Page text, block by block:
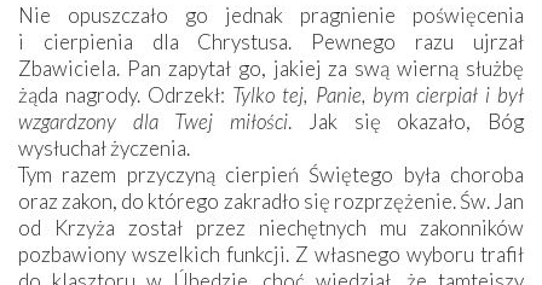
Nie opuszczało go jednak pragnienie poświęcenia
i cierpienia dla Chrystusa. Pewnego razu ujrzał
Zbawiciela. Pan zapytał go, jakiej za swą wierną służbę
żąda nagrody. Odrzekł: Tylko tej, Panie, bym cierpiał i był
wzgardzony dla Twej miłości. Jak się okazało, Bóg
wysłuchał życzenia.
Tym razem przyczyną cierpień Świętego była choroba
oraz zakon, do którego zakradło się rozprzężenie. Św. Jan
od Krzyża został przez niechętnych mu zakonników
pozbawiony wszelkich funkcji. Z własnego wyboru trafił